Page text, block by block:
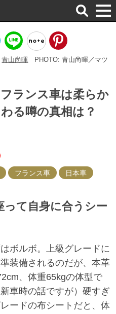
検
索
青山尚暉
PHOTO: 青山尚暉／マツ
ランス車は柔らか
る噂の真相は？
フランス車 日本車
って自身に合うシー
ボルボ。上級グレードに
装備されるのだが、本革
、体重65kgの体型で
車時の話ですが）硬すぎ
ードの布シートだと、体